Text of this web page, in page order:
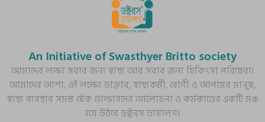
An Initiative of Swasthyer Britto society
আমাদের লক্ষ্য সবার জন্য স্বাস্থ্য আর সবার জন্য চিকিৎসা পরিষেবা।
আমাদের আশা, এই লক্ষ্যে ডাক্তার, স্বাস্থ্যকর্মী, রোগী ও আপামর মানুষ,
স্বাস্থ্য ব্যবস্থার সমস্ত স্টেক হোল্ডারদের আলোচনা ও কর্মকাণ্ডের একটি মঞ্চ
হয়ে উঠবে ডক্টরস ডায়ালগ।